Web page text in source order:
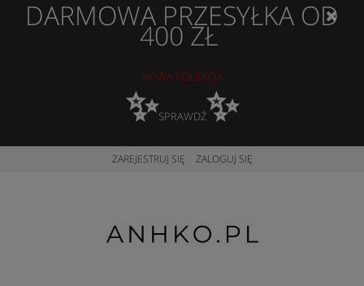
DARMOWA PRZESYŁKA OD
400 ZŁ
NOWA KOLEKCJA
✨SPRAWDŹ✨
ZAREJESTRUJ SIĘ ZALOGUJ SIĘ